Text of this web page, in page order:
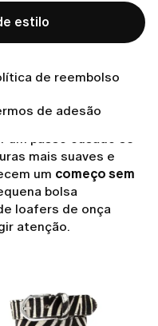
estilo
de reembolso
de adesão
sutis
um passo ousado se
mais suaves e
um começo sem
bolsa
loafers de onça
atenção.